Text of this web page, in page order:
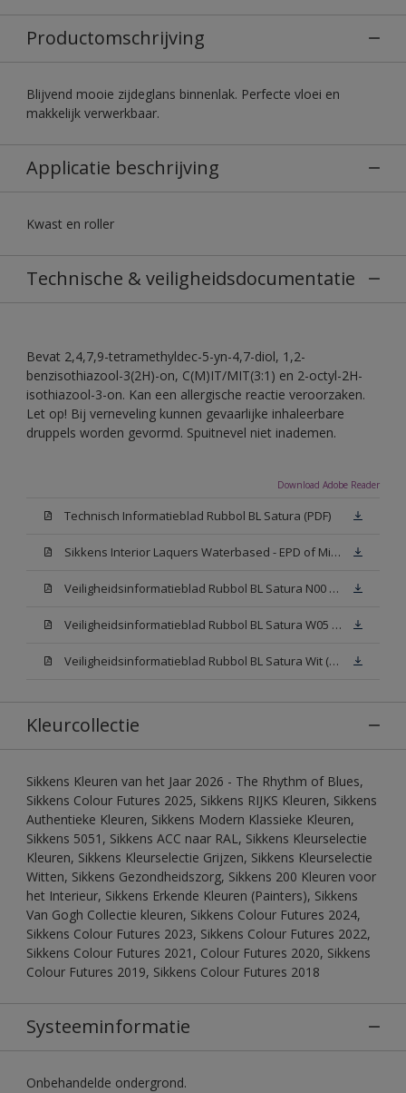
Productomschrijving
Blijvend mooie zijdeglans binnenlak. Perfecte vloei en
makkelijk verwerkbaar.
Applicatie beschrijving
Kwast en roller
Technische & veiligheidsdocumentatie
Bevat 2,4,7,9-tetramethyldec-5-yn-4,7-diol, 1,2-
benzisothiazool-3(2H)-on, C(M)IT/MIT(3:1) en 2-octyl-2H-
isothiazool-3-on. Kan een allergische reactie veroorzaken.
Let op! Bij verneveling kunnen gevaarlijke inhaleerbare
druppels worden gevormd. Spuitnevel niet inademen.
Download Adobe Reader
Technisch Informatieblad Rubbol BL Satura (PDF)
Sikkens Interior Laquers Waterbased - EPD of Milieuproductverklaring
Veiligheidsinformatieblad Rubbol BL Satura N00 (MSDS)
Veiligheidsinformatieblad Rubbol BL Satura W05 (MSDS)
Veiligheidsinformatieblad Rubbol BL Satura Wit (MSDS)
Kleurcollectie
Sikkens Kleuren van het Jaar 2026 - The Rhythm of Blues,
Sikkens Colour Futures 2025, Sikkens RIJKS Kleuren, Sikkens
Authentieke Kleuren, Sikkens Modern Klassieke Kleuren,
Sikkens 5051, Sikkens ACC naar RAL, Sikkens Kleurselectie
Kleuren, Sikkens Kleurselectie Grijzen, Sikkens Kleurselectie
Witten, Sikkens Gezondheidszorg, Sikkens 200 Kleuren voor
het Interieur, Sikkens Erkende Kleuren (Painters), Sikkens
Van Gogh Collectie kleuren, Sikkens Colour Futures 2024,
Sikkens Colour Futures 2023, Sikkens Colour Futures 2022,
Sikkens Colour Futures 2021, Colour Futures 2020, Sikkens
Colour Futures 2019, Sikkens Colour Futures 2018
Systeeminformatie
Onbehandelde ondergrond.